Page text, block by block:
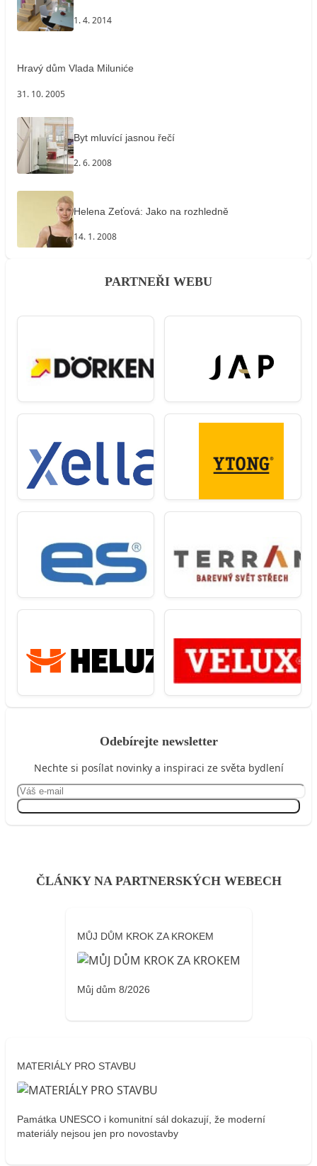
1. 4. 2014
Hravý dům Vlada Miluniće
31. 10. 2005
Byt mluvící jasnou řečí
2. 6. 2008
Helena Zeťová: Jako na rozhledně
14. 1. 2008
PARTNEŘI WEBU
Odebírejte newsletter
Nechte si posílat novinky a inspiraci ze světa bydlení
ČLÁNKY NA PARTNERSKÝCH WEBECH
MŮJ DŮM KROK ZA KROKEM
Můj dům 8/2026
MATERIÁLY PRO STAVBU
Památka UNESCO i komunitní sál dokazují, že moderní
materiály nejsou jen pro novostavby